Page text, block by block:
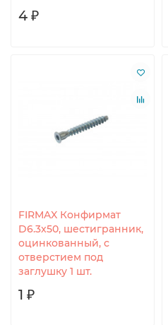
4 ₽
FIRMAX Конфирмат
D6.3x50, шестигранник,
оцинкованный, с
отверстием под
заглушку 1 шт.
1 ₽